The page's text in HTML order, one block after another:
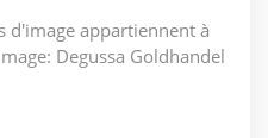
d'image appartiennent à
Degussa Goldhandel